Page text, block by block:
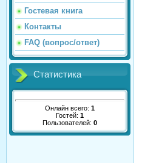
Гостевая книга
Контакты
FAQ (вопрос/ответ)
Статистика
Онлайн всего: 1
Гостей: 1
Пользователей: 0